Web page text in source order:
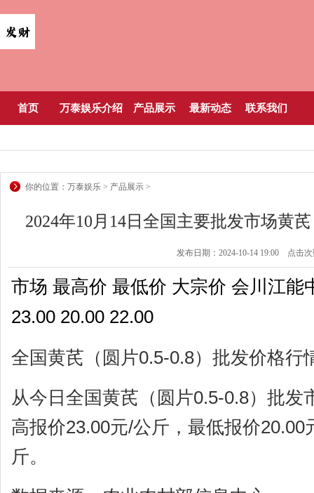
首页 万泰娱乐介绍 产品展示 最新动态 联系我们
你的位置： 万泰娱乐 > 产品展示 >
2024年10月14日全国主要批发市场黄
发布日期：2024-10-14 19:00 点击次
市场 最高价 最低价 大宗价 会川江能
23.00 20.00 22.00
全国黄芪（圆片0.5-0.8）批发价格行
从今日全国黄芪（圆片0.5-0.8）批发
高报价23.00元/公斤，最低报价20.00
斤。